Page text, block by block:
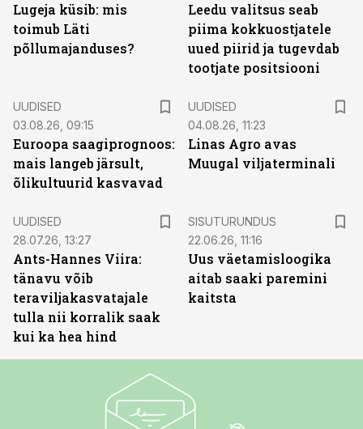
Lugeja küsib: mis
toimub Läti
põllumajanduses?
Leedu valitsus seab
piima kokkuostjatele
uued piirid ja tugevdab
tootjate positsiooni
UUDISED
03.08.26, 09:15
Euroopa saagiprognoos:
mais langeb järsult,
õlikultuurid kasvavad
UUDISED
04.08.26, 11:23
Linas Agro avas
Muugal viljaterminali
UUDISED
28.07.26, 13:27
Ants-Hannes Viira:
tänavu võib
teraviljakasvatajale
tulla nii korralik saak
kui ka hea hind
SISUTURUNDUS
22.06.26, 11:16
Uus väetamisloogika
aitab saaki paremini
kaitsta